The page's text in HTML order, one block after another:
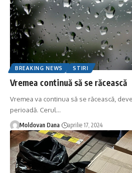
BREAKING NEWS STIRI
Vremea continuă să se răcească
Vremea va continua să se răcească,
perioadă. Cerul…
Moldovan Dana aprilie 17, 2024